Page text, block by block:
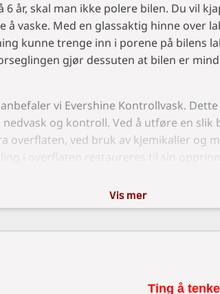
år, skal man ikke polere bilen. Du vil
å vaske. Med en glassaktig hinne over
kunne trenge inn i porene på bilens
gjør dessuten at bilen er
vi Evershine Kontrollvask.
og kontroll. Ved å utføre en slik
overflaten, ved bruk av kjemikalier og
i overflaten restaureres til sin
litt for lenge på overflaten, eller
mer utsatte områder som rundt
kaller deg inn til årlig Evershine
korrigerer uregelmessigheter. Utover
Vis mer
Ting å